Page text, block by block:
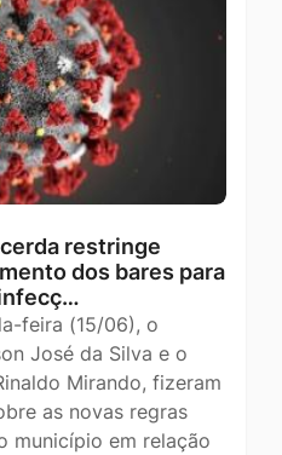
restringe
dos bares para
feira (15/06), o
José da Silva e o
Mirando, fizeram
as novas regras
município em relação